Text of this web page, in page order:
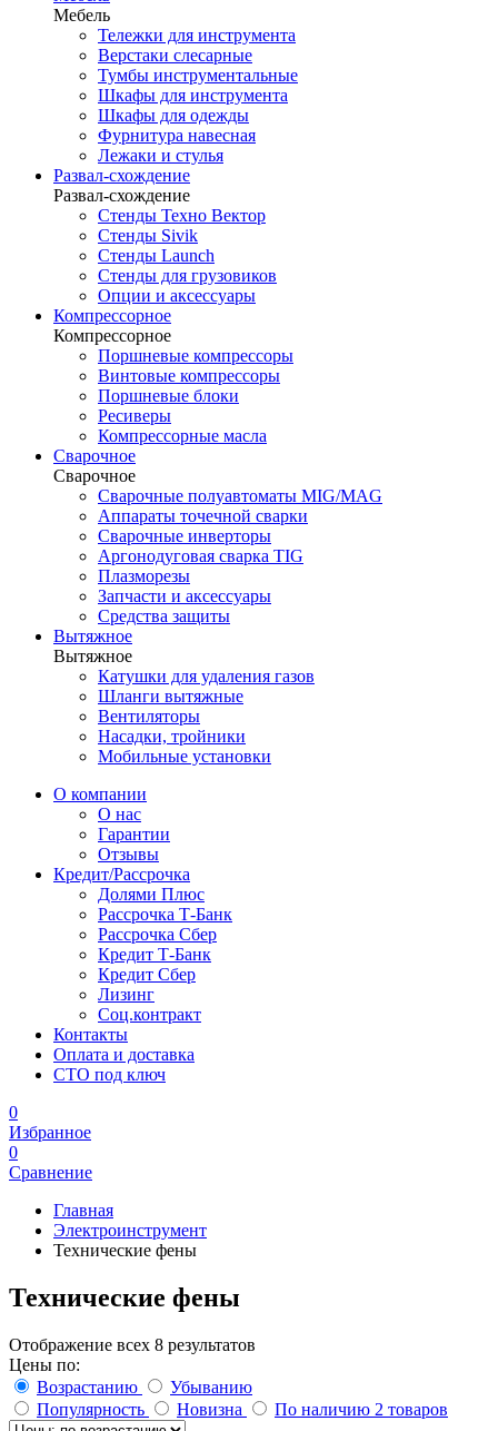
Мебель
Тележки для инструмента
Верстаки слесарные
Тумбы инструментальные
Шкафы для инструмента
Шкафы для одежды
Фурнитура навесная
Лежаки и стулья
Развал-схождение
Развал-схождение
Стенды Техно Вектор
Стенды Sivik
Стенды Launch
Стенды для грузовиков
Опции и аксессуары
Компрессорное
Компрессорное
Поршневые компрессоры
Винтовые компрессоры
Поршневые блоки
Ресиверы
Компрессорные масла
Сварочное
Сварочное
Сварочные полуавтоматы MIG/MAG
Аппараты точечной сварки
Сварочные инверторы
Аргонодуговая сварка TIG
Плазморезы
Запчасти и аксессуары
Средства защиты
Вытяжное
Вытяжное
Катушки для удаления газов
Шланги вытяжные
Вентиляторы
Насадки, тройники
Мобильные установки
О компании
О нас
Гарантии
Отзывы
Кредит/Рассрочка
Долями Плюс
Рассрочка Т-Банк
Рассрочка Сбер
Кредит Т-Банк
Кредит Сбер
Лизинг
Соц.контракт
Контакты
Оплата и доставка
СТО под ключ
0
Избранное
0
Сравнение
Главная
Электроинструмент
Технические фены
Технические фены
Отображение всех 8 результатов
Цены по:
Возрастанию
Убыванию
Популярность
Новизна По наличию 2 товаров